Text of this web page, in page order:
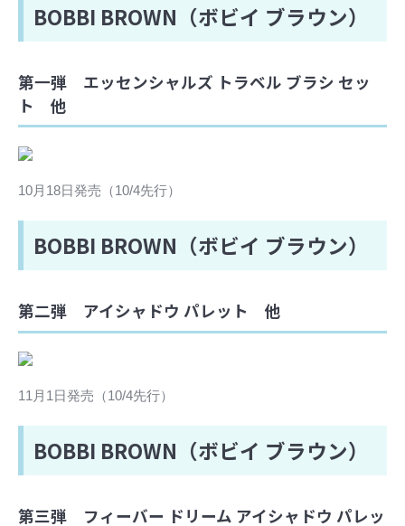
BOBBI BROWN（ボビイ ブラウン）
第一弾 エッセンシャルズ トラベル ブラシ セッ
ト 他
10月18日発売（10/4先行）
BOBBI BROWN（ボビイ ブラウン）
第二弾 アイシャドウ パレット 他
11月1日発売（10/4先行）
BOBBI BROWN（ボビイ ブラウン）
第三弾 フィーバー ドリーム アイシャドウ パレッ